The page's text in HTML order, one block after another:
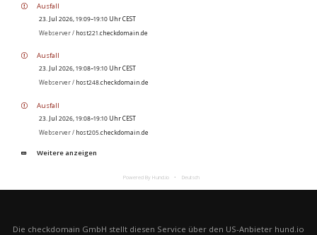
Ausfall
23. Jul 2026, 19:09–19:10 Uhr CEST
Webserver / host221.checkdomain.de
Ausfall
23. Jul 2026, 19:08–19:10 Uhr CEST
Webserver / host248.checkdomain.de
Ausfall
23. Jul 2026, 19:08–19:10 Uhr CEST
Webserver / host205.checkdomain.de
Weitere anzeigen
Powered By Hund.io Deutsch
Die checkdomain GmbH stellt diesen Service über den US-Anbieter hund.io